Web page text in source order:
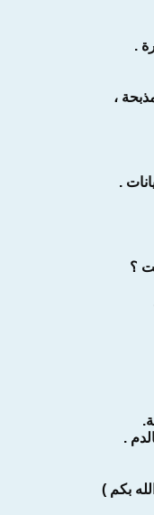
.
،
.
؟
.
بكم )